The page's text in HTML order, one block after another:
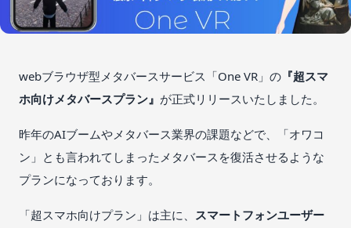
webブラウザ型メタバースサービス「One VR」の 『超スマ
ホ向けメタバースプラン』 が正式リリースいたしました。
昨年のAIブームやメタバース業界の課題などで、「オワコ
ン」とも言われてしまったメタバースを復活させるような
プランになっております。
「超スマホ向けプラン」は主に、 スマートフォンユーザー